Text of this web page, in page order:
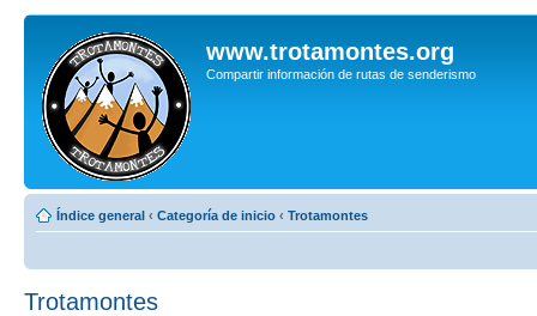
www.trotamontes.org
Compartir información de rutas de senderismo
Índice general ‹ Categoría de inicio ‹ Trotamontes
Trotamontes